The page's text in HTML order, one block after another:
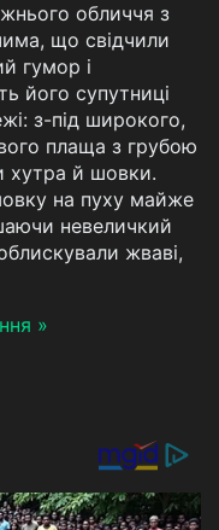
обличчя з
що свідчили
гумор і
його супутниці
з-під широкого,
плаща з грубою
хутра й шовки.
на пуху майже
невеличкий
жваві,
»